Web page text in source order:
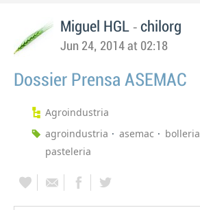
Miguel HGL - chilorg
Jun 24, 2014 at 02:18
Dossier Prensa ASEMAC
Agroindustria
agroindustria
asemac bolleria
pasteleria